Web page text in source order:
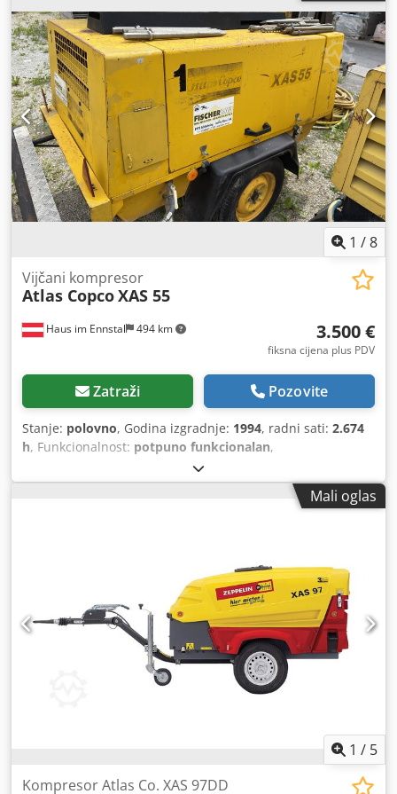
1 /8
Haus im Ennstal 494 km
Vijčani kompresor
Atlas CopcoXAS 55
3.500 €
fiksna cijena plus PDV
Zatraži Pozovite
Stanje: polovno, Godina izgradnje: 1994, radni sati: 2.674
h, Funkcionalnost: potpuno funkcionalan,
Mali oglas
1 / 5
Kompresor Atlas Co. XAS 97DD